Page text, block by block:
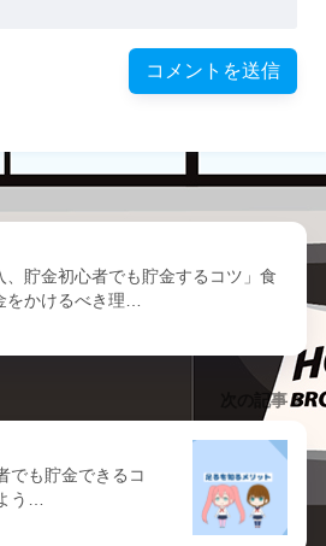
、貯金初心者でも貯金するコツ」食
をかけるべき理…
次の記事
でも貯金できるコ
う…